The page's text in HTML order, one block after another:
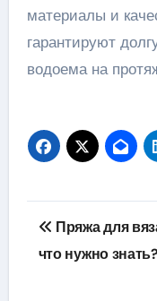
материалы и
гарантируют
водоема на
по
Пряжа для
что нужно знать?